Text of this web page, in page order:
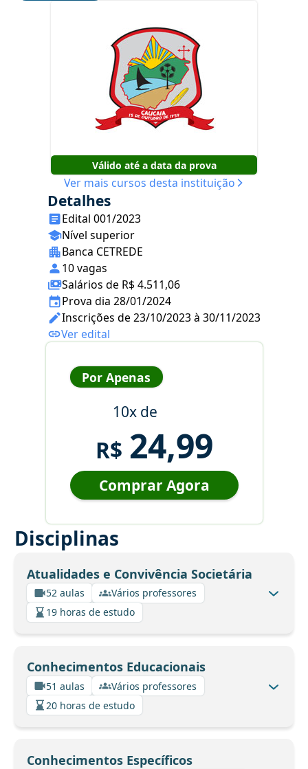
Válido até a data da prova
Ver mais cursos desta instituição
Detalhes
Edital 001/2023
Nível superior
Banca CETREDE
10 vagas
Salários de R$ 4.511,06
Prova dia 28/01/2024
Inscrições de 23/10/2023 à 30/11/2023
Ver edital
Por Apenas
10x de
R$ 24,99
Comprar Agora
Disciplinas
Atualidades e Convivência Societária
52 aulas
Vários professores
19 horas de estudo
Conhecimentos Educacionais
51 aulas
Vários professores
20 horas de estudo
Conhecimentos Específicos